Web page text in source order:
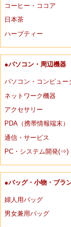
コーヒー・ココア
日本茶
ハーブティー
●パソコン・周辺機器
パソコン・コンピュー
ネットワーク機器
アクセサリー
PDA（携帯情報端末）
通信・サービス
PC・システム開発(⇒)
●バッグ・小物・ブラ
婦人用バッグ
男女兼用バッグ